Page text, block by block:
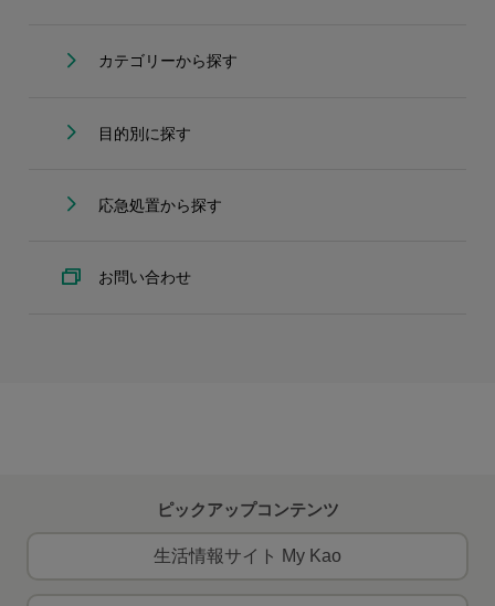
カテゴリーから探す
目的別に探す
応急処置から探す
お問い合わせ
ピックアップコンテンツ
生活情報サイト My Kao